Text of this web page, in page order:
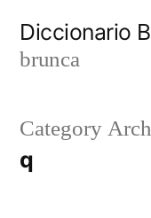
Diccionario
brunca
Category
q